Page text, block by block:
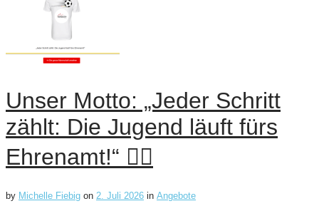
Unser Motto: „Jeder Schritt
zählt: Die Jugend läuft fürs
Ehrenamt!“ 🏃‍♀️
by Michelle Fiebig on 2. Juli 2026 in Angebote